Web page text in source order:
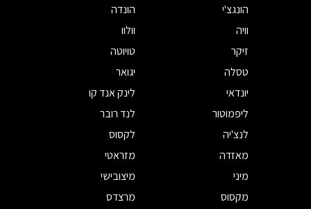
הונגצ'י
הונדה
וויה
וולוו
זיקר
טויוטה
טסלה
יגואר
יונדאי
לינק אנד קו
ליפמוטור
לנד רובר
לנצ'יה
לקסוס
מאזדה
מזראטי
מיני
מיצובישי
מקסוס
מרצדס